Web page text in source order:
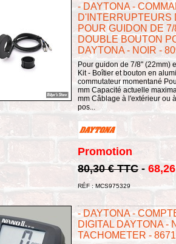
- DAYTONA -
D'INTERRUPTEURS
POUR GUIDON DE
DOUBLE BOUTON
DAYTONA - NOIR -
Pour guidon de 7/8" (22mm)
Kit - Boîtier et bouton en
commutateur momentané
mm Capacité actuelle
mm Câblage à l'extérieur ou
pos...
Promotion
80,30 € TTC -
RÉF : MCS975329
- DAYTONA -
DIGITAL DAYTONA -
TACHOMETER -